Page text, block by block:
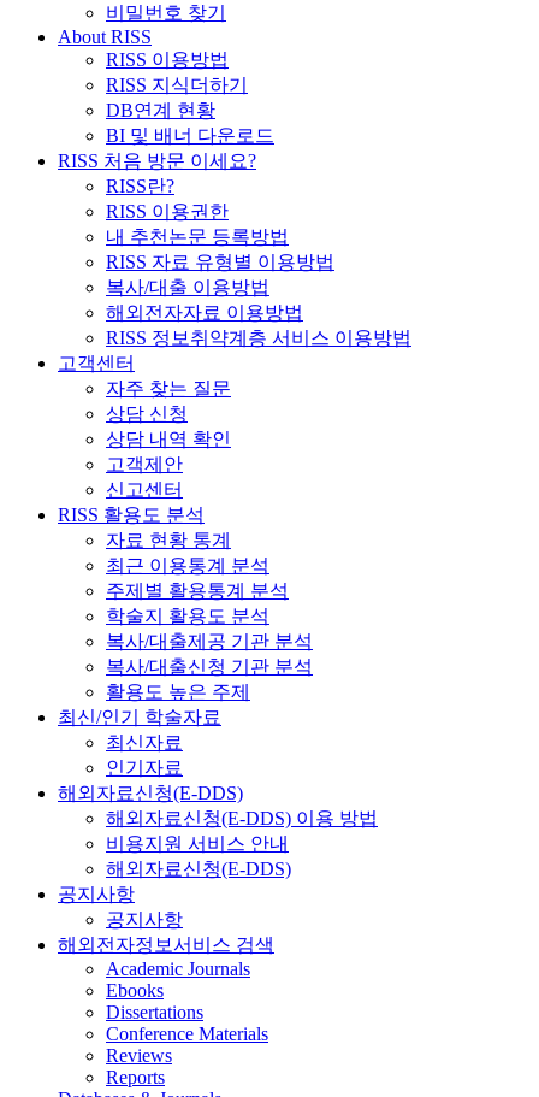
비밀번호 찾기
About RISS
RISS 이용방법
RISS 지식더하기
DB연계 현황
BI 및 배너 다운로드
RISS 처음 방문 이세요?
RISS란?
RISS 이용권한
내 추천논문 등록방법
RISS 자료 유형별 이용방법
복사/대출 이용방법
해외전자자료 이용방법
RISS 정보취약계층 서비스 이용방법
고객센터
자주 찾는 질문
상담 신청
상담 내역 확인
고객제안
신고센터
RISS 활용도 분석
자료 현황 통계
최근 이용통계 분석
주제별 활용통계 분석
학술지 활용도 분석
복사/대출제공 기관 분석
복사/대출신청 기관 분석
활용도 높은 주제
최신/인기 학술자료
최신자료
인기자료
해외자료신청(E-DDS)
해외자료신청(E-DDS) 이용 방법
비용지원 서비스 안내
해외자료신청(E-DDS)
공지사항
공지사항
해외전자정보서비스 검색
Academic Journals
Ebooks
Dissertations
Conference Materials
Reviews
Reports